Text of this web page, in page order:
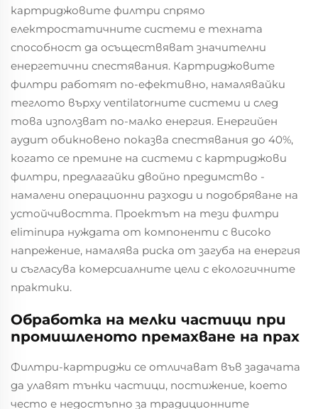
картриджовите филтри спрямо
електростатичните системи е техната
способност да осъществяват значителни
енергетични спестявания. Картриджовите
филтри работят по-ефективно, намалявайки
теглото върху ventilatorните системи и след
това използват по-малко енергия. Енергийен
аудит обикновено показва спестявания до 40%,
когато се премине на системи с картриджови
филтри, предлагайки двойно предимство -
намалени операционни разходи и подобряване на
устойчивостта. Проектът на тези филтри
eliminира нуждата от компоненти с високо
напрежение, намалява риска от загуба на енергия
и съгласува комерсиалните цели с екологичните
практики.
Обработка на мелки частици при
промишленото премахване на прах
Филтри-картриджи се отличават във задачата
да улавят тънки частици, постижение, което
често е недостъпно за традиционните